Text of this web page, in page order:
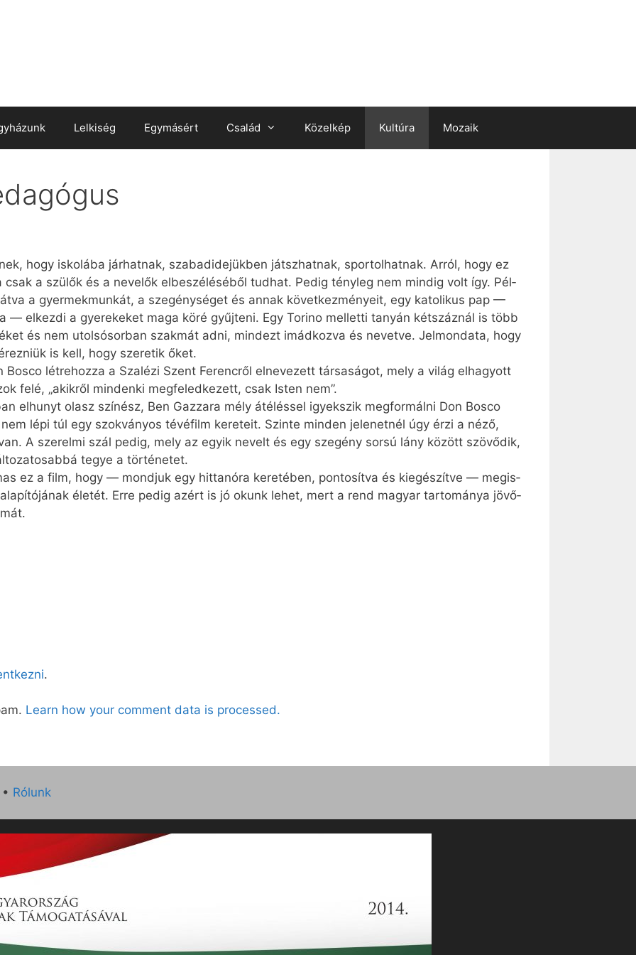
Lelkiség Egymásért Család Közelkép Kultúra Mozaik
hogy is­ko­lá­ba jár­hat­nak, sza­bad­ide­jük­ben játsz­hat­nak, spor­tol­hat­nak. Ar­ról, hogy ez
a szü­lők és a ne­ve­lők el­be­szé­lé­sé­ből tud­hat. Pe­dig tény­leg nem min­dig volt így. Pél­
a gyer­mek­mun­kát, a sze­gény­sé­get és an­nak kö­vet­kez­mé­nye­it, egy ka­to­li­kus pap —
— el­kez­di a gye­re­ke­ket ma­ga kö­ré gyűj­te­ni. Egy To­ri­no mel­let­ti ta­nyán két­száz­nál is több
és nem utol­só­sor­ban szak­mát ad­ni, mind­ezt imád­koz­va és ne­vet­ve. Jel­mon­da­ta, hogy
is kell, hogy sze­re­tik őket.
Bosco lét­re­hoz­za a Szalézi Szent Fe­renc­ről el­ne­ve­zett tár­sa­sá­got, mely a vi­lág el­ha­gyott
fe­lé, „akik­ről min­den­ki meg­fe­led­ke­zett, csak Is­ten nem”.
el­hunyt olasz szí­nész, Ben Gazzara mély át­élés­sel igyek­szik meg­for­mál­ni Don Bosco
lé­pi túl egy szok­vá­nyos té­vé­film ke­re­te­it. Szin­te min­den je­le­net­nél úgy ér­zi a né­ző,
A sze­rel­mi szál pe­dig, mely az egyik ne­velt és egy sze­gény sor­sú lány kö­zött szö­vő­dik,
te­gye a tör­té­ne­tet.
ez a film, hogy — mond­juk egy hit­tan­óra ke­re­té­ben, pon­to­sít­va és ki­egé­szít­ve — meg­is­
éle­tét. Er­re pe­dig azért is jó okunk le­het, mert a rend ma­gyar tar­to­má­nya jö­vő­
.
Learn how your comment data is processed.
• Rólunk